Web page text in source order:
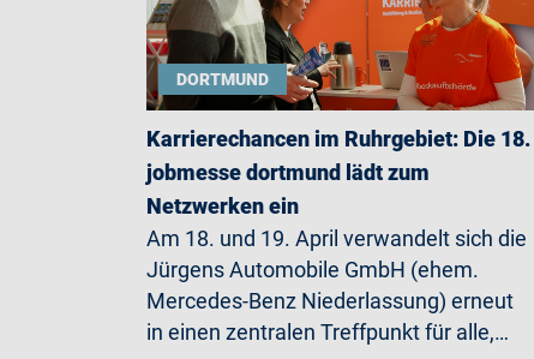
DORTMUND
Karrierechancen im Ruhrgebiet: Die 18.
jobmesse dortmund lädt zum
Netzwerken ein
Am 18. und 19. April verwandelt sich die
Jürgens Automobile GmbH (ehem.
Mercedes-Benz Niederlassung) erneut
in einen zentralen Treffpunkt für alle,…